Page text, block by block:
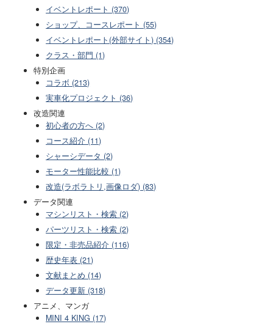
イベントレポート (370)
ショップ、コースレポート (55)
イベントレポート(外部サイト) (354)
クラス・部門 (1)
特別企画
コラボ (213)
実車化プロジェクト (36)
改造関連
初心者の方へ (2)
コース紹介 (11)
シャーシデータ (2)
モーター性能比較 (1)
改造(ラボラトリ,画像ロダ) (83)
データ関連
マシンリスト・検索 (2)
パーツリスト・検索 (2)
限定・非売品紹介 (116)
歴史年表 (21)
文献まとめ (14)
データ更新 (318)
アニメ、マンガ
MINI 4 KING (17)